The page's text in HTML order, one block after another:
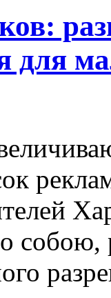
для
собою,